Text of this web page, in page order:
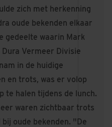
zich met herkenning
oude bekenden elkaar
gedeelte waarin Mark
Vermeer Divisie
in de huidige
en trots, was er volop
te halen tijdens de lunch.
waren zichtbaar trots
oude bekenden. "De